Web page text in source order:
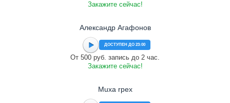
Закажите сейчас!
Александр Агафонов
ДОСТУПЕН ДО 23:00
От 500 руб. запись до 2 час.
Закажите сейчас!
Muxa rpex